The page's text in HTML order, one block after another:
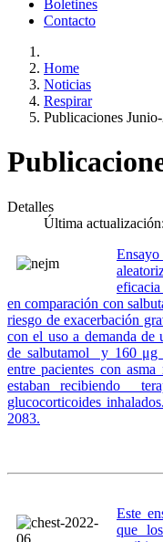
Boletines
Contacto
Home
Noticias
Respirar
Publicaciones
Detalles
Última
en comparación con
riesgo de exacerbación
con el uso a demanda
de salbutamol y 160 μg
entre pacientes con
estaban recibiendo
glucocorticoides
2083.
Este
que